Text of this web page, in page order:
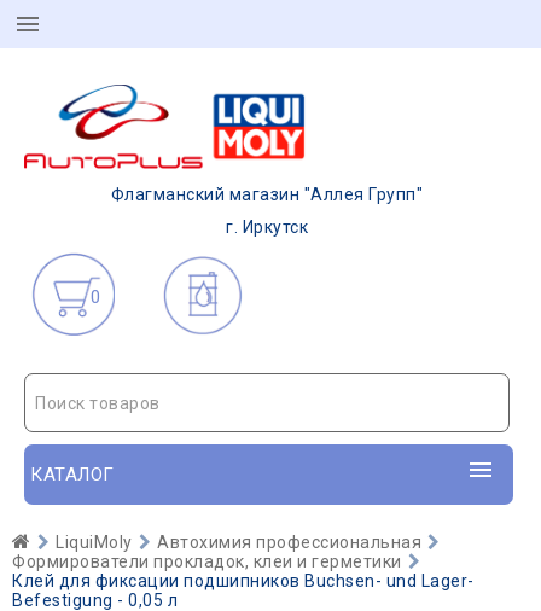
Флагманский магазин "Аллея Групп"
г. Иркутск
0
Поиск товаров
КАТАЛОГ
LiquiMoly
Автохимия профессиональная
Формирователи прокладок, клеи и герметики
Клей для фиксации подшипников Buchsen- und Lager-
Befestigung - 0,05 л